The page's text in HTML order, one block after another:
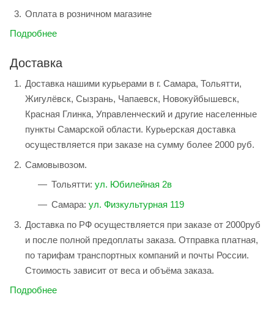
Оплата в розничном магазине
Подробнее
Доставка
Доставка нашими курьерами в г. Самара, Тольятти,
Жигулёвск, Сызрань, Чапаевск, Новокуйбышевск,
Красная Глинка, Управленческий и другие населенные
пункты Самарской области. Курьерская доставка
осуществляется при заказе на сумму более 2000 руб.
Самовывозом.
Тольятти: ул. Юбилейная 2в
Самара: ул. Физкультурная 119
Доставка по РФ осуществляется при заказе от 2000руб
и после полной предоплаты заказа. Отправка платная,
по тарифам транспортных компаний и почты России.
Стоимость зависит от веса и объёма заказа.
Подробнее